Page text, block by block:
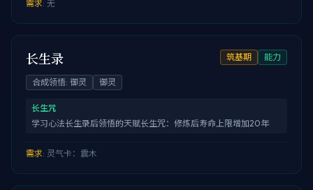
需求: 无
长生录 筑基期 能力
合成领悟: 御灵 御灵
长生咒
学习心法长生录后领悟的天赋长生咒：修炼后寿命上限增加20年
需求: 灵气卡：震木